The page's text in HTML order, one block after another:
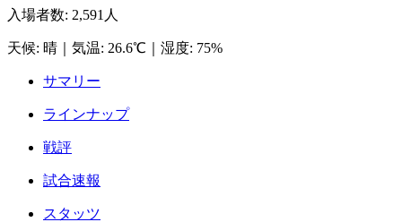
入場者数: 2,591人
天候: 晴 気温: 26.6℃ 湿度: 75%
サマリー
ラインナップ
戦評
試合速報
スタッツ